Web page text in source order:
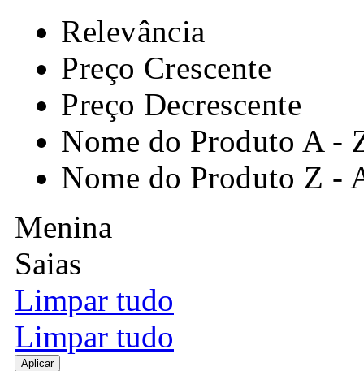
Relevância
Preço Crescente
Preço Decrescente
Nome do Produto A -
Nome do Produto Z -
Menina
Saias
Limpar tudo
Limpar tudo
Aplicar